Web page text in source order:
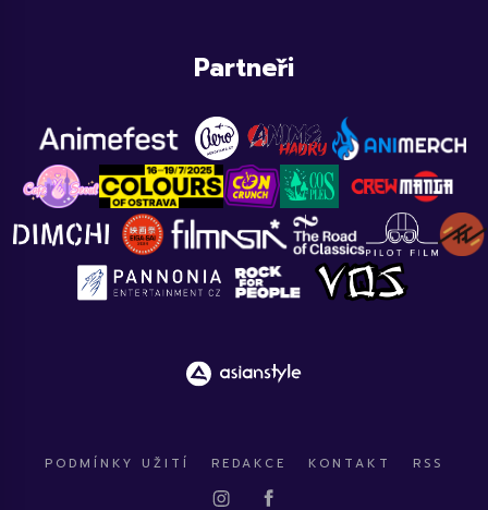
Partneři
PODMÍNKY UŽITÍ REDAKCE KONTAKT RSS